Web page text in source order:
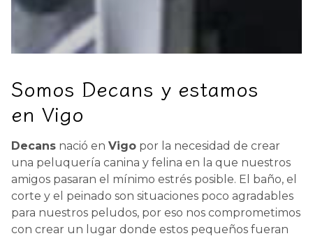
Somos Decans y estamos
en Vigo
Decans nació en Vigo por la necesidad de crear
una peluquería canina y felina en la que nuestros
amigos pasaran el mínimo estrés posible. El baño, el
corte y el peinado son situaciones poco agradables
para nuestros peludos, por eso nos comprometimos
con crear un lugar donde estos pequeños fueran